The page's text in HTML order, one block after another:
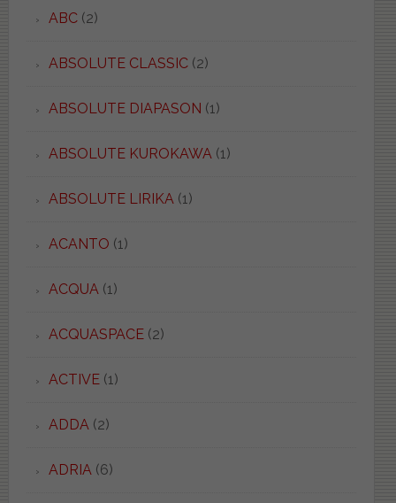
ABC(2)
ABSOLUTE CLASSIC(2)
ABSOLUTE DIAPASON (1)
ABSOLUTE KUROKAWA(1)
ABSOLUTE LIRIKA(1)
ACANTO (1)
ACQUA(1)
ACQUASPACE(2)
ACTIVE(1)
ADDA(2)
ADRIA(6)